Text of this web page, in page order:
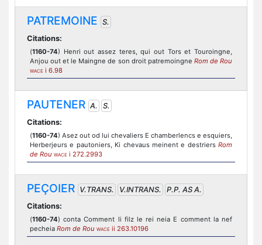
PATREMOINE S.
Citations:
(1160-74) Henri out assez teres, qui out Tors et Touroingne,
Anjou out et le Maingne de son droit patremoingne Rom de Rou
WACE i 6.98
PAUTENER A.
S.
Citations:
(1160-74) Asez out od lui chevaliers E chamberlencs e esquiers,
Herberjeurs e pautoniers, Ki chevaus meinent e destriers Rom
de Rou WACE i 272.2993
PEÇOIER V.TRANS. V.INTRANS.
P.P. AS A.
Citations:
(1160-74) conta Comment li filz le rei neia E comment la nef
pecheia Rom de Rou WACE ii 263.10196